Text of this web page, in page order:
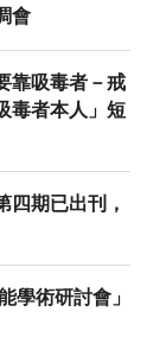
會
靠吸毒者－戒
毒者本人」短
四期已出刊，
學術研討會」